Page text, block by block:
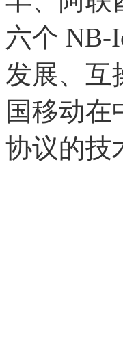
六个 NB-
发展、互
国移动在
协议的技